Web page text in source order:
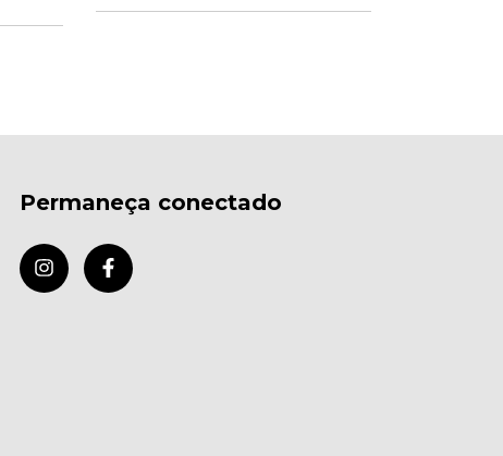
Permaneça conectado